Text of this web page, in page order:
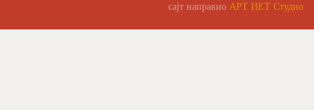
сајт направио АРТ НЕТ Студио